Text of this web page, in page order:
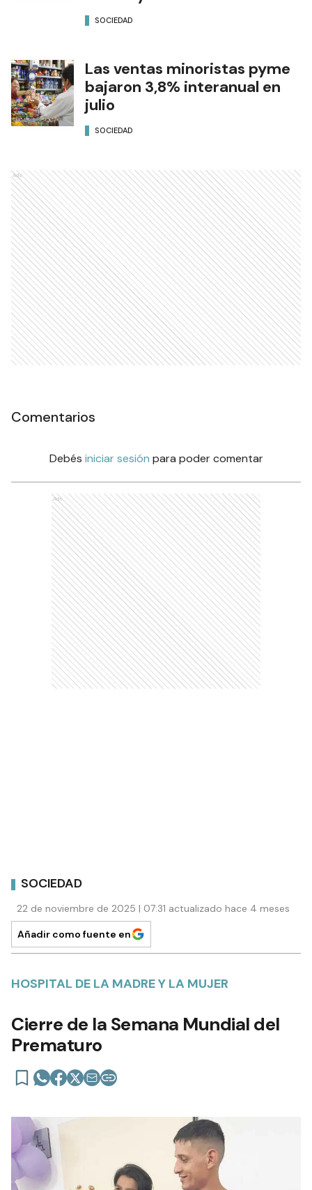
SOCIEDAD
Las ventas minoristas pyme
bajaron 3,8% interanual en
julio
SOCIEDAD
Ads
Comentarios
Debés iniciar sesión para poder comentar
Ads
SOCIEDAD
22 de noviembre de 2025 | 07:31 actualizado hace 4 meses
Añadir como fuente en
HOSPITAL DE LA MADRE Y LA MUJER
Cierre de la Semana Mundial del
Prematuro